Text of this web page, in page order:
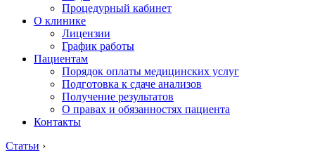
Процедурный кабинет
О клинике
Лицензии
График работы
Пациентам
Порядок оплаты медицинских услуг
Подготовка к сдаче анализов
Получение результатов
О правах и обязанностях пациента
Контакты
Статьи ›